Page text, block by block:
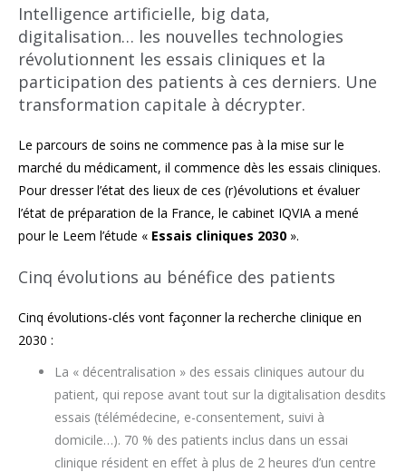
Intelligence artificielle, big data,
digitalisation… les nouvelles technologies
révolutionnent les essais cliniques et la
participation des patients à ces derniers. Une
transformation capitale à décrypter.
Le parcours de soins ne commence pas à la mise sur le
marché du médicament, il commence dès les essais cliniques.
Pour dresser l’état des lieux de ces (r)évolutions et évaluer
l’état de préparation de la France, le cabinet IQVIA a mené
pour le Leem l’étude « Essais cliniques 2030 ».
Cinq évolutions au bénéfice des patients
Cinq évolutions-clés vont façonner la recherche clinique en
2030 :
La « décentralisation » des essais cliniques autour du
patient, qui repose avant tout sur la digitalisation desdits
essais (télémédecine, e-consentement, suivi à
domicile…). 70 % des patients inclus dans un essai
clinique résident en effet à plus de 2 heures d’un centre